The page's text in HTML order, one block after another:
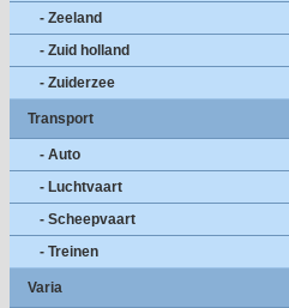
- Zeeland
- Zuid holland
- Zuiderzee
Transport
- Auto
- Luchtvaart
- Scheepvaart
- Treinen
Varia